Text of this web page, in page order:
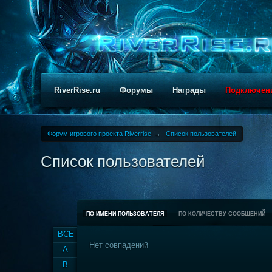
RiverRise.ru Форумы Награды
Форум игрового проекта Riverrise → Список пользователей
Список пользователей
ВСЕ
A
B
ПО ИМЕНИ ПОЛЬЗОВАТЕЛЯ ПО КОЛИЧЕСТВУ СООБЩЕНИЙ
Нет совпадений